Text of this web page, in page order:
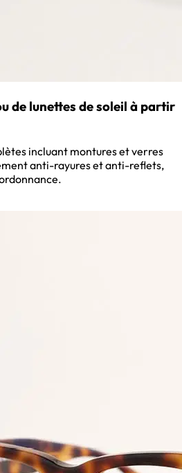
de lunettes de soleil à partir
incluant montures et verres
anti-rayures et anti-reflets,